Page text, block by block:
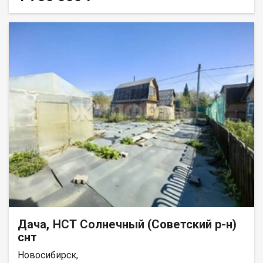
для отдыха, теплица и хозяйственный блок создают готовую
инфраструктуру для комфортного сезонного проживания.
Автономное водоснабжение обеспечивается собственной
жимолость, что гарантирует урожай в течение всего сезона.
Ключевым преимуществом является отличная транспортная
доступность — остановка общественного транспорта
находится в шаговой доступности, что позволяет быстро
добраться до любой точки города. Объект идеально
подходит для тех, кто ценит загородный уют без отрыва от
городской инфраструктуры. Рассматриваются предложения,
торг возможен. Код пользователя: 202343 Номер в базе:
12084463
Дача, НСТ Солнечный (Советский р-н)
снт
Новосибирск,